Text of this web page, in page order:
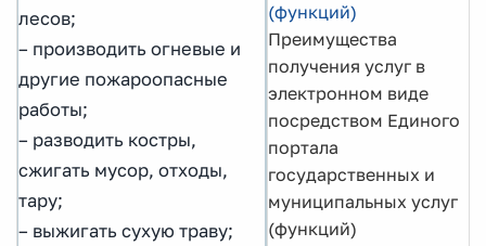
лесов;
– производить огневые и
другие пожароопасные
работы;
– разводить костры,
сжигать мусор, отходы,
тару;
– выжигать сухую траву;
(функций)
Преимущества
получения услуг в
электронном виде
посредством Единого
портала
государственных и
муниципальных услуг
(функций)